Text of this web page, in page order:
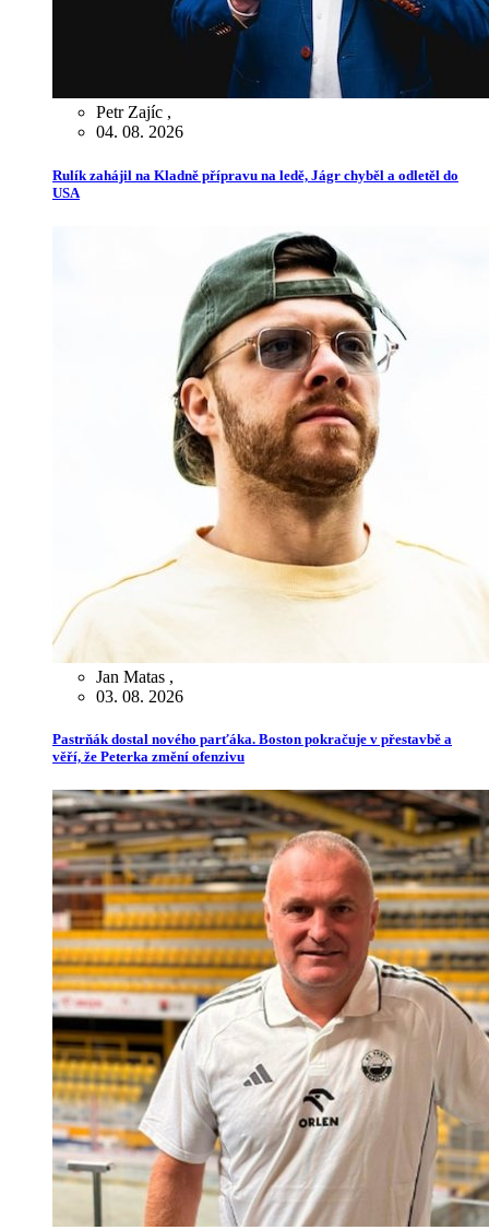
Petr Zajíc ,
04. 08. 2026
Rulík zahájil na Kladně přípravu na ledě, Jágr chyběl a odletěl do
USA
Jan Matas ,
03. 08. 2026
Pastrňák dostal nového parťáka. Boston pokračuje v přestavbě a
věří, že Peterka změní ofenzivu